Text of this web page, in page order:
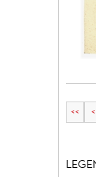
<< <